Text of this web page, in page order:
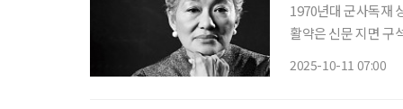
1970년대 군사독재
활약은 신문 지면 구
2025-10-11 07:00